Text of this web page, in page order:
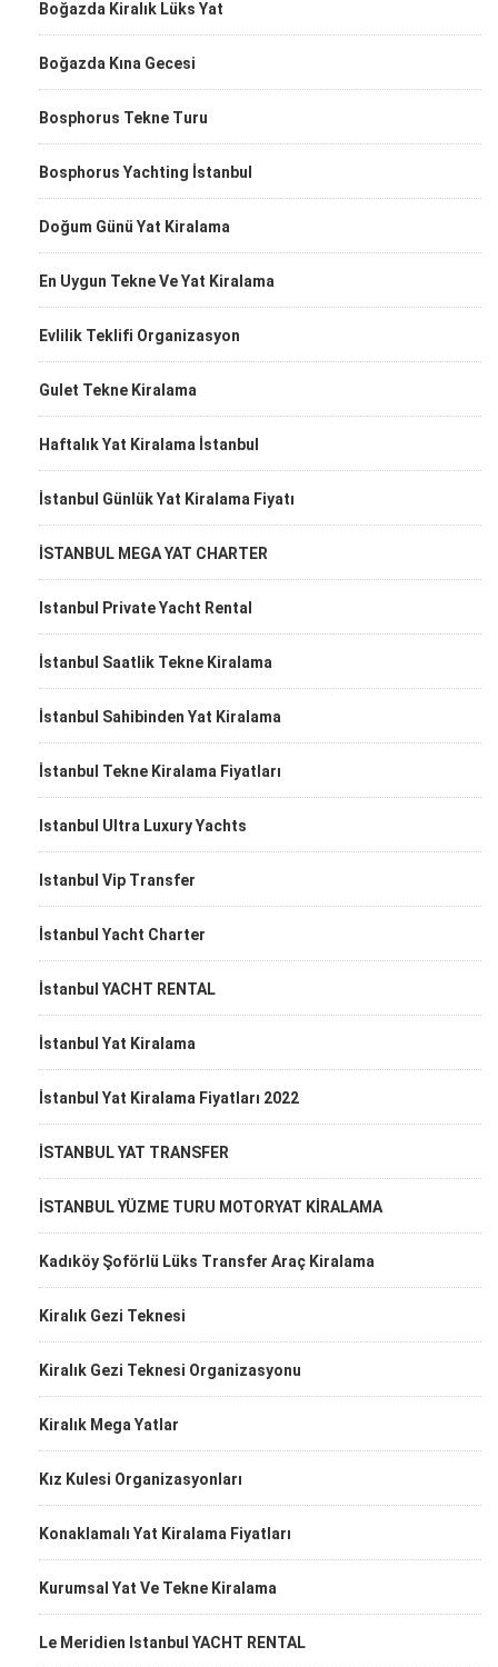
Boğazda Kiralık Lüks Yat
Boğazda Kına Gecesi
Bosphorus Tekne Turu
Bosphorus Yachting İstanbul
Doğum Günü Yat Kiralama
En Uygun Tekne Ve Yat Kiralama
Evlilik Teklifi Organizasyon
Gulet Tekne Kiralama
Haftalık Yat Kiralama İstanbul
İstanbul Günlük Yat Kiralama Fiyatı
İSTANBUL MEGA YAT CHARTER
Istanbul Private Yacht Rental
İstanbul Saatlik Tekne Kiralama
İstanbul Sahibinden Yat Kiralama
İstanbul Tekne Kiralama Fiyatları
Istanbul Ultra Luxury Yachts
Istanbul Vip Transfer
İstanbul Yacht Charter
İstanbul YACHT RENTAL
İstanbul Yat Kiralama
İstanbul Yat Kiralama Fiyatları 2022
İSTANBUL YAT TRANSFER
İSTANBUL YÜZME TURU MOTORYAT KİRALAMA
Kadıköy Şoförlü Lüks Transfer Araç Kiralama
Kiralık Gezi Teknesi
Kiralık Gezi Teknesi Organizasyonu
Kiralık Mega Yatlar
Kız Kulesi Organizasyonları
Konaklamalı Yat Kiralama Fiyatları
Kurumsal Yat Ve Tekne Kiralama
Le Meridien Istanbul YACHT RENTAL